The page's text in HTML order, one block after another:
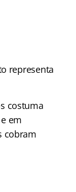
representa
costuma
em
cobram